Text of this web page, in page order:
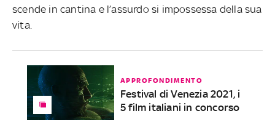
scende in cantina e l’assurdo si impossessa della sua
vita.
APPROFONDIMENTO
Festival di Venezia 2021, i
5 film italiani in concorso